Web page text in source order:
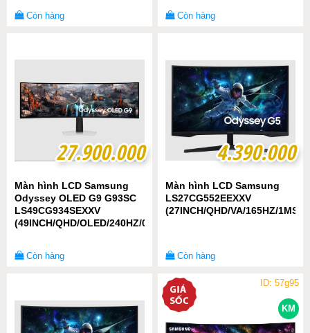
Còn hàng Còn hàng
27.900.000
27.900.000
Màn hình LCD Samsung
Odyssey OLED G9 G93SC
LS49CG934SEXXV
(49INCH/QHD/OLED/240HZ/0.03MS/CONG)
Còn hàng
4.390.000
4.390.000
Màn hình LCD Samsung
LS27CG552EEXXV
(27INCH/QHD/VA/165HZ/1MS/
Còn hàng
KM
ID: 57g95